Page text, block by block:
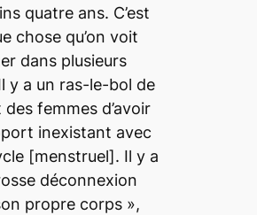
quatre ans. C’est
chose qu’on voit
dans plusieurs
y a un ras-le-bol de
femmes d’avoir
inexistant avec
[menstruel]. Il y a
déconnexion
propre corps »,